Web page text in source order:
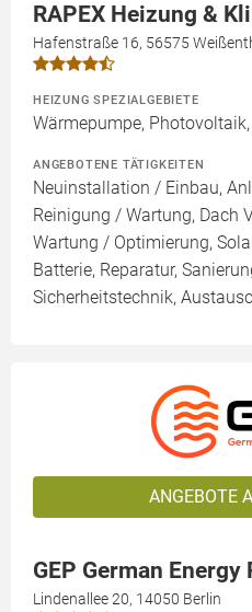
RAPEX Heizung &
Hafenstraße 16, 56575
HEIZUNG SPEZIALGEBIETE
Wärmepumpe,
ANGEBOTENE TÄTIGKEITEN
Neuinstallation / Einbau,
Reinigung / Wartung, Dach
Wartung / Optimierung,
Batterie, Reparatur,
Sicherheitstechnik,
ANGEBOTE
GEP German Energy
Lindenallee 20, 14050 Berlin